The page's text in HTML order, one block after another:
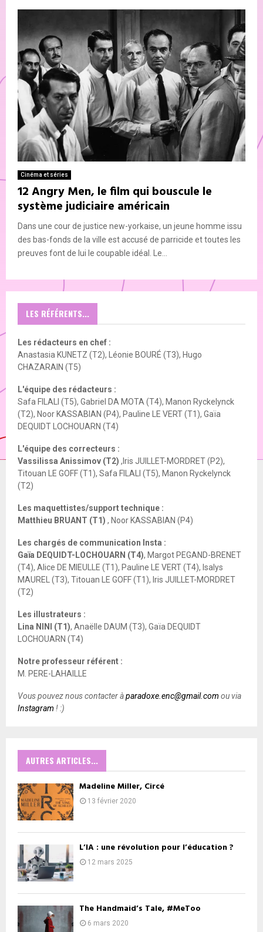
Cinéma et séries
12 Angry Men, le film qui bouscule le
système judiciaire américain
Dans une cour de justice new-yorkaise, un jeune homme issu
des bas-fonds de la ville est accusé de parricide et toutes les
preuves font de lui le coupable idéal. Le...
LES RÉFÉRENTS...
Les rédacteurs en chef :
Anastasia KUNETZ (T2), Léonie BOURÉ (T3), Hugo
CHAZARAIN (T5)
L'équipe des rédacteurs :
Safa FILALI (T5), Gabriel DA MOTA (T4), Manon Ryckelynck
(T2), Noor KASSABIAN (P4), Pauline LE VERT (T1), Gaïa
DEQUIDT LOCHOUARN (T4)
L'équipe des correcteurs :
Vassilissa Anissimov (T2) ,Iris JUILLET-MORDRET (P2),
Titouan LE GOFF (T1), Safa FILALI (T5), Manon Ryckelynck
(T2)
Les maquettistes/support technique :
Matthieu BRUANT (T1) , Noor KASSABIAN (P4)
Les chargés de communication Insta :
Gaïa DEQUIDT-LOCHOUARN (T4), Margot PEGAND-BRENET
(T4), Alice DE MIEULLE (T1), Pauline LE VERT (T4), Isalys
MAUREL (T3), Titouan LE GOFF (T1), Iris JUILLET-MORDRET
(T2)
Les illustrateurs :
Lina NINI (T1), Anaëlle DAUM (T3), Gaïa DEQUIDT
LOCHOUARN (T4)
Notre professeur référent :
M. PERE-LAHAILLE
Vous pouvez nous contacter àparadoxe.enc@gmail.com ou via
Instagram ! :)
AUTRES ARTICLES...
Madeline Miller, Circé
13 février 2020
L’IA : une révolution pour l’éducation ?
12 mars 2025
The Handmaid’s Tale, #MeToo
6 mars 2020